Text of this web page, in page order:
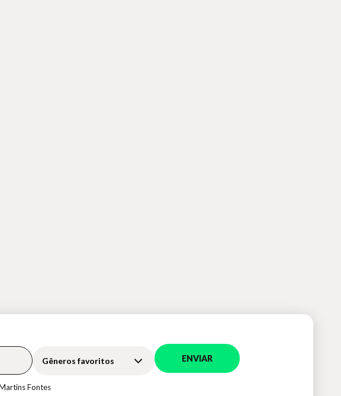
Gêneros favoritos ENVIAR
Fontes